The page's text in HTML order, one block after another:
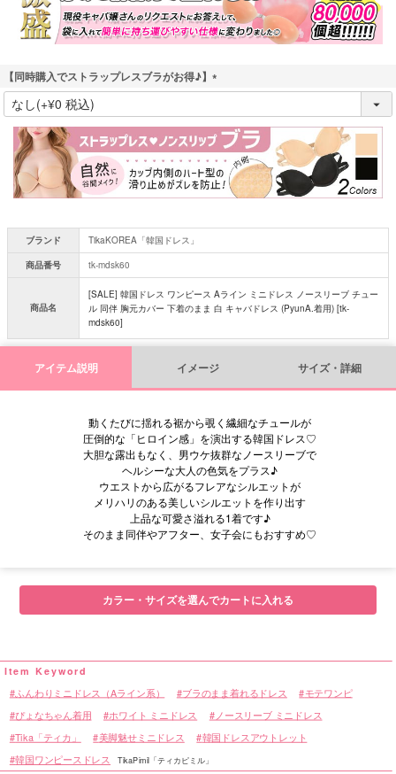
【同時購入でストラップレスブラがお得♪】
(
必
須
)
ブランド
TikaKOREA「韓国ドレス」
商品番号
tk-mdsk60
商品名
[SALE] 韓国ドレス ワンピース Aライン ミニドレス ノースリーブ チュー
ル 同伴 胸元カバー 下着のまま 白 キャバドレス (PyunA.着用) [tk-
mdsk60]
アイテム説明 イメージ サイズ・詳細
動くたびに揺れる裾から覗く繊細なチュールが
圧倒的な「ヒロイン感」を演出する韓国ドレス♡
大胆な露出もなく、男ウケ抜群なノースリーブで
ヘルシーな大人の色気をプラス♪
ウエストから広がるフレアなシルエットが
メリハリのある美しいシルエットを作り出す
上品な可愛さ溢れる1着です♪
そのまま同伴やアフター、女子会にもおすすめ♡
カラー・サイズを選んでカートに入れる
ふんわりミニドレス（Aライン系） ブラのまま着れるドレス モテワンピ
ぴょなちゃん着用 ホワイト ミニドレス ノースリーブ ミニドレス
Tika「ティカ」 美脚魅せミニドレス
韓国ドレスアウトレット
韓国ワンピースドレス
TikaPimil「ティカピミル」